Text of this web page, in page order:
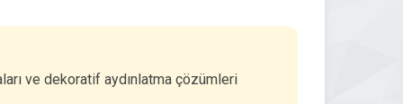
ve dekoratif aydınlatma çözümleri